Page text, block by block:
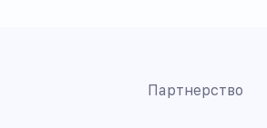
Партнерство